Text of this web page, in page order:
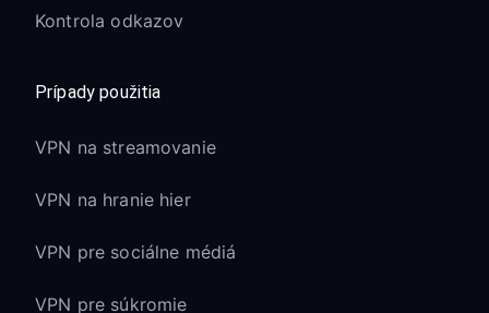
Kontrola odkazov
Prípady použitia
VPN na streamovanie
VPN na hranie hier
VPN pre sociálne médiá
VPN pre súkromie